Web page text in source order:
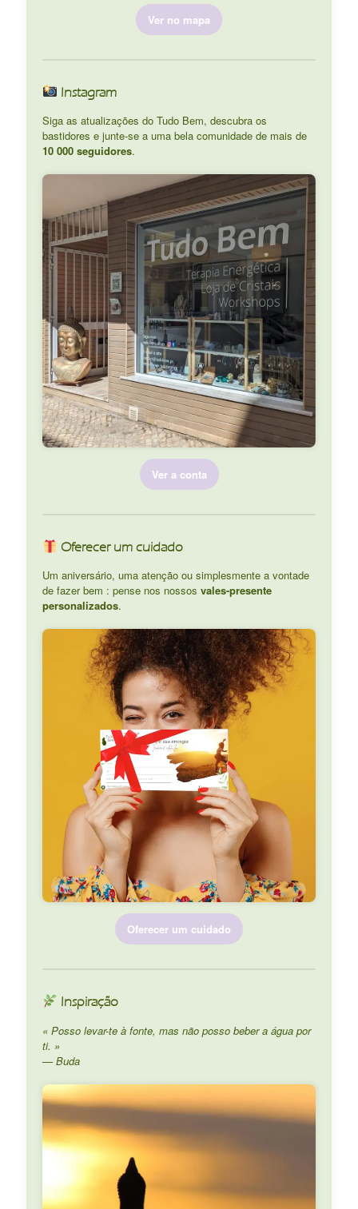
Ver no mapa
Instagram
Siga as atualizações do Tudo Bem, descubra os
bastidores e junte-se a uma bela comunidade de mais de
10 000 seguidores.
Ver a conta
Oferecer um cuidado
Um aniversário, uma atenção ou simplesmente a vontade
de fazer bem : pense nos nossos vales-presente
personalizados.
Oferecer um cuidado
Inspiração
« Posso levar-te à fonte, mas não posso beber a água por
ti. »
— Buda